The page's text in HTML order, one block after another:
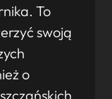
To
swoją
o